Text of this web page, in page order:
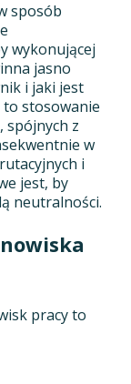
sposób
wykonującej
jasno
i jaki jest
to stosowanie
spójnych z
w
i
jest, by
neutralności.
pracy to